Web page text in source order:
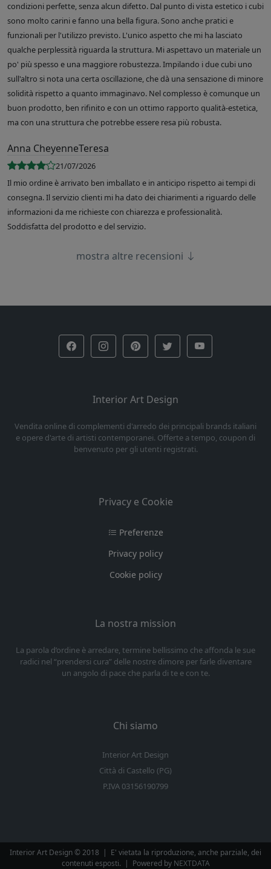
condizioni perfette, senza alcun difetto. Dal punto di vista estetico i cubi
sono molto carini e fanno una bella figura. Sono anche pratici e
funzionali per l'utilizzo previsto. L'unico aspetto che mi ha lasciato
qualche perplessità riguarda la struttura. Mi aspettavo un materiale un
po' più spesso e una maggiore robustezza. Impilando i due cubi uno
sull'altro si nota una certa oscillazione, che dà una sensazione di minore
solidità rispetto a quanto immaginavo. Nel complesso è comunque un
buon prodotto, ben rifinito e con un ottimo rapporto qualità-estetica,
ma con una struttura che potrebbe essere resa più robusta.
Anna CheyenneTeresa
21/07/2026
Il mio ordine è arrivato ben imballato e in anticipo rispetto ai tempi di
consegna. Il servizio clienti mi ha dato dei chiarimenti a riguardo delle
informazioni da me richieste con chiarezza e professionalità.
Soddisfatta del prodotto e del servizio.
mostra altre recensioni
Interior Art Design
Vendita online di complementi d'arredo dei principali brands italiani
e opere d'arte di artisti contemporanei. Offerte a tempo, coupon di
benvenuto per gli utenti registrati.
Privacy e Cookie
Preferenze
Privacy policy
Cookie policy
La nostra mission
La parola d’ordine è arredare, termine bellissimo che affonda le sue
radici nel “prendersi cura” delle nostre dimore per farle diventare
un angolo di pace che parla di te e con te.
Chi siamo
Interior Art Design
Città di Castello (PG)
P.IVA 03156190799
Interior Art Design © 2018 | E' vietata la riproduzione, anche parziale, dei
contenuti esposti. | Powered by NEXTDATA